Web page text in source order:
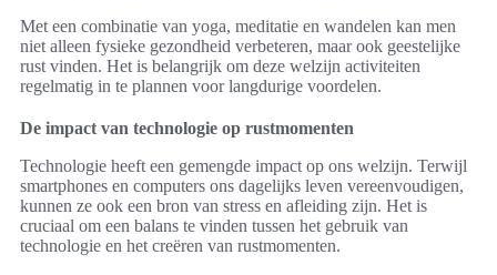
Met een combinatie van yoga, meditatie en wandelen kan men
niet alleen fysieke gezondheid verbeteren, maar ook geestelijke
rust vinden. Het is belangrijk om deze welzijn activiteiten
regelmatig in te plannen voor langdurige voordelen.
De impact van technologie op rustmomenten
Technologie heeft een gemengde impact op ons welzijn. Terwijl
smartphones en computers ons dagelijks leven vereenvoudigen,
kunnen ze ook een bron van stress en afleiding zijn. Het is
cruciaal om een balans te vinden tussen het gebruik van
technologie en het creëren van rustmomenten.